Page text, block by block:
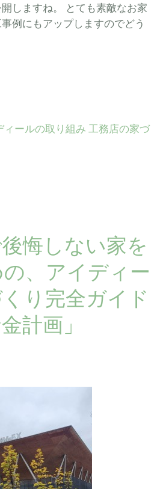
しますね。 とても素敵なお家
例にもアップしますのでどう
ィールの取り組み 工務店の家づ
後悔しない家を
、アイディー
り完全ガイド
計画」